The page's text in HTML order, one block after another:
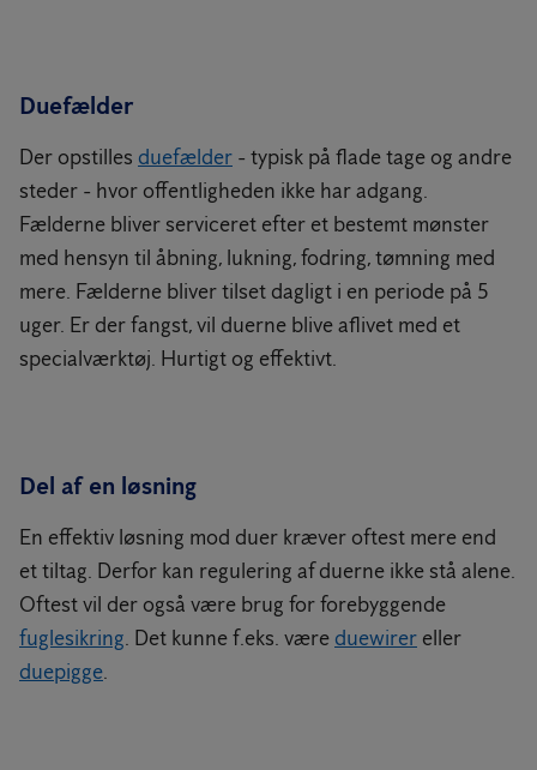
Duefælder
Der opstilles duefælder - typisk på flade tage og andre
steder - hvor offentligheden ikke har adgang.
Fælderne bliver serviceret efter et bestemt mønster
med hensyn til åbning, lukning, fodring, tømning med
mere. Fælderne bliver tilset dagligt i en periode på 5
uger. Er der fangst, vil duerne blive aflivet med et
specialværktøj. Hurtigt og effektivt.
Del af en løsning
En effektiv løsning mod duer kræver oftest mere end
et tiltag. Derfor kan regulering af duerne ikke stå alene.
Oftest vil der også være brug for forebyggende
fuglesikring. Det kunne f.eks. være duewirer eller
duepigge.